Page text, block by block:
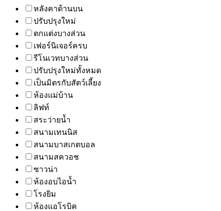
หลังคาด้านบน
ปรับปรุงใหม่
ตกแต่งบางส่วน
เฟอร์นิเจอร์ครบ
รีโนเวทบางส่วน
ปรับปรุงใหม่ทั้งหมด
เป็นมิตรกับสัตว์เลี้ยง
ห้องแม่บ้าน
ลิฟท์
สระว่ายน้ำ
สนามเทนนิส
สนามบาสเกตบอล
สนามสควอช
ซาวน่า
ห้องอบไอน้ำ
โรงยิม
ห้องแอโรบิค